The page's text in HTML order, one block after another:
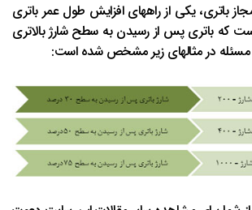
باتری، یکی از راههای افزایش طول عمر باتری
که باتری پس از رسیدن به سطح شارژ بالاتری
مسئله در مثالهای زیر مشخص شده است: